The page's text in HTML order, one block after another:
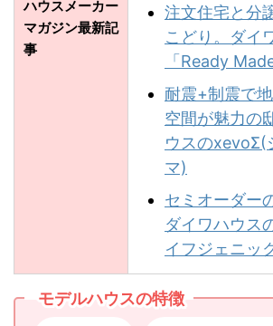
ハウスメーカー
マガジン最新記
事
注文住宅と分
こどり。ダイ
「Ready
耐震+制震で
空間が魅力の
ウスのxevoΣ(
マ)
セミオーダー
ダイワハウス
イフジェニッ
モデルハウスの特徴